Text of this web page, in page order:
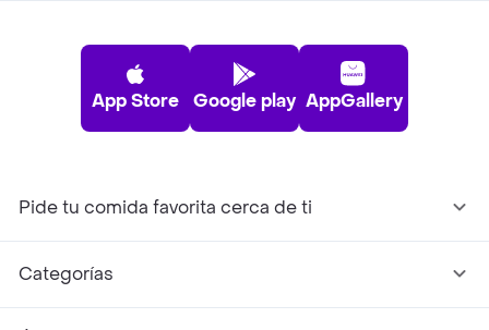
App Store Google play AppGallery
Pide tu comida favorita cerca de ti
Categorías